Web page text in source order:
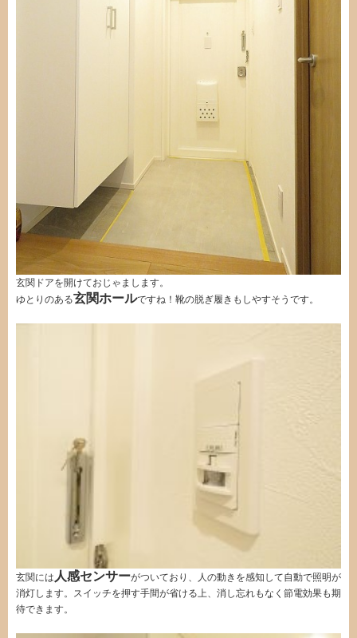
玄関ドアを開けておじゃまします。
ゆとりのある玄関ホールですね！靴の脱ぎ履きもしやすそうです。
玄関には 人感センサーがついており、人の動きを感知して自動で照明が
消灯します。スイッチを押す手間が省ける上、消し忘れもなく節電効果も期
待できます。